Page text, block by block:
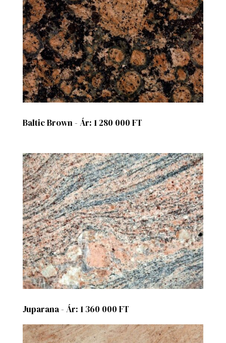
Baltic Brown - Ár: 1 280 000 FT
Juparana - Ár: 1 360 000 FT